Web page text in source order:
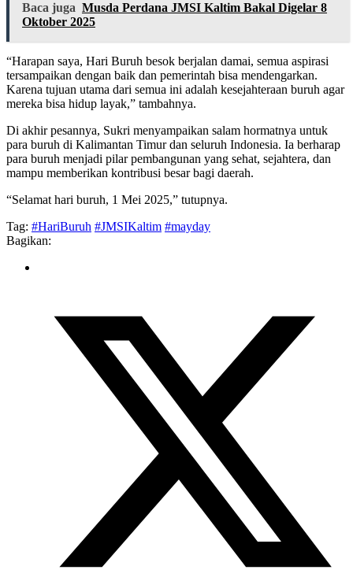
Baca juga Musda Perdana JMSI Kaltim Bakal Digelar 8
Oktober 2025
“Harapan saya, Hari Buruh besok berjalan damai, semua aspirasi
tersampaikan dengan baik dan pemerintah bisa mendengarkan.
Karena tujuan utama dari semua ini adalah kesejahteraan buruh agar
mereka bisa hidup layak,” tambahnya.
Di akhir pesannya, Sukri menyampaikan salam hormatnya untuk
para buruh di Kalimantan Timur dan seluruh Indonesia. Ia berharap
para buruh menjadi pilar pembangunan yang sehat, sejahtera, dan
mampu memberikan kontribusi besar bagi daerah.
“Selamat hari buruh, 1 Mei 2025,” tutupnya.
Tag: #HariBuruh #JMSIKaltim #mayday
Bagikan: